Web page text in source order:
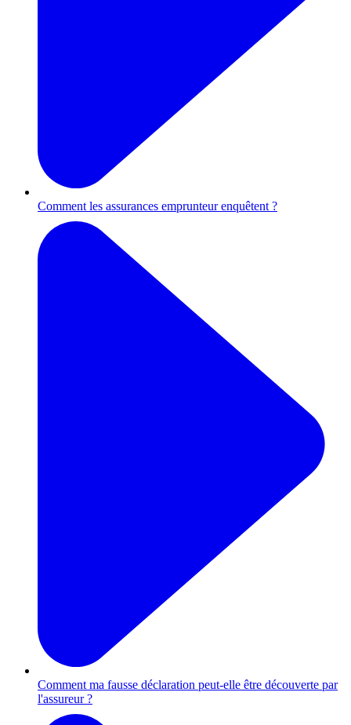
Comment les assurances emprunteur enquêtent ?
Comment ma fausse déclaration peut-elle être découverte par
l'assureur ?